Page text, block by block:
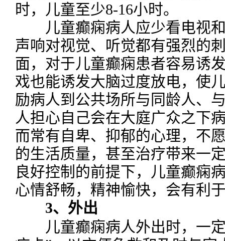
时，儿童至少8-16小时。
儿童癫痫病人应少看电视和
声响对视觉、听觉都有强烈的
面，对于儿童癫痫患者容易诱
戏也能诱发大脑过度放电，使
励病人到公共场所与同龄人、
人担心自己会在大庭广众之下
而常有自卑、抑郁的心理，不
的生活质量，甚至治疗带来一
良好控制的前提下，儿童癫痫
心情舒畅，精神愉快，会有利
3、外出
儿童癫痫病人外出时，一定